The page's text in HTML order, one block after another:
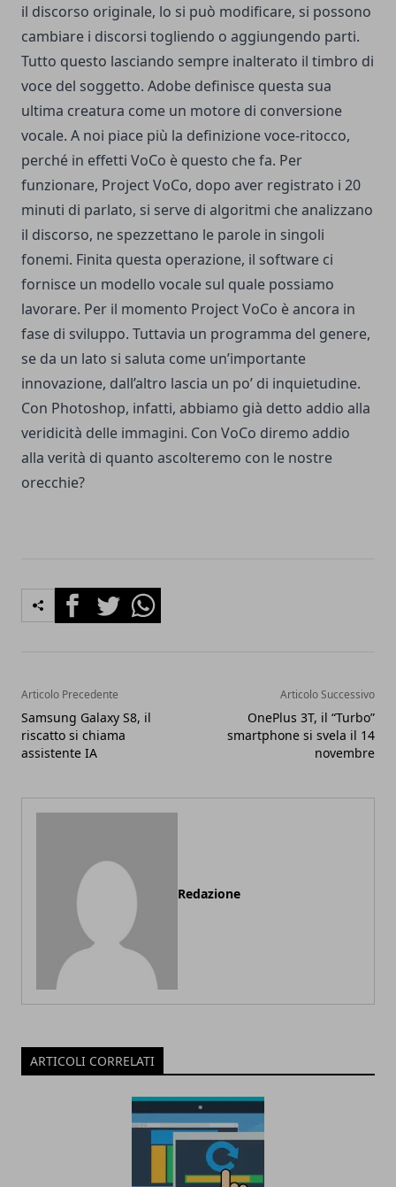
il discorso originale, lo si può modificare, si possono
cambiare i discorsi togliendo o aggiungendo parti.
Tutto questo lasciando sempre inalterato il timbro di
voce del soggetto. Adobe definisce questa sua
ultima creatura come un motore di conversione
vocale. A noi piace più la definizione voce-ritocco,
perché in effetti VoCo è questo che fa. Per
funzionare, Project VoCo, dopo aver registrato i 20
minuti di parlato, si serve di algoritmi che analizzano
il discorso, ne spezzettano le parole in singoli
fonemi. Finita questa operazione, il software ci
fornisce un modello vocale sul quale possiamo
lavorare. Per il momento Project VoCo è ancora in
fase di sviluppo. Tuttavia un programma del genere,
se da un lato si saluta come un’importante
innovazione, dall’altro lascia un po’ di inquietudine.
Con Photoshop, infatti, abbiamo già detto addio alla
veridicità delle immagini. Con VoCo diremo addio
alla verità di quanto ascolteremo con le nostre
orecchie?
FacebookTwitterWhatsapp
Articolo Precedente
Samsung Galaxy S8, il
riscatto si chiama
assistente IA
Articolo Successivo
OnePlus 3T, il “Turbo”
smartphone si svela il 14
novembre
Redazione
ARTICOLI CORRELATI